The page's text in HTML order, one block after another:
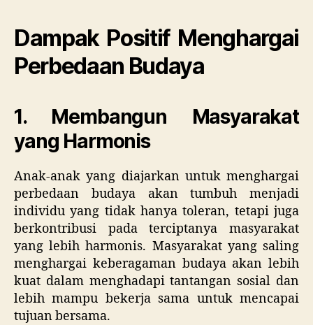
Dampak Positif Menghargai
Perbedaan Budaya
1. Membangun Masyarakat
yang Harmonis
Anak-anak yang diajarkan untuk menghargai
perbedaan budaya akan tumbuh menjadi
individu yang tidak hanya toleran, tetapi juga
berkontribusi pada terciptanya masyarakat
yang lebih harmonis. Masyarakat yang saling
menghargai keberagaman budaya akan lebih
kuat dalam menghadapi tantangan sosial dan
lebih mampu bekerja sama untuk mencapai
tujuan bersama.